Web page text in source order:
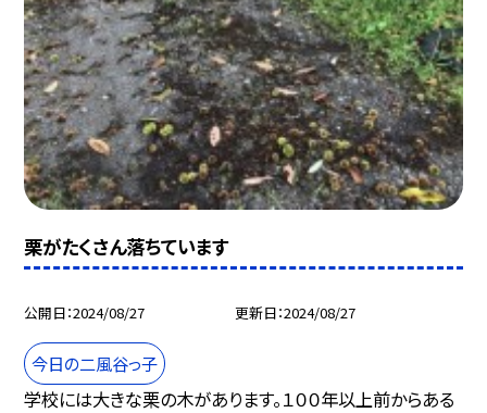
栗がたくさん落ちています
公開日 2024/08/27 更新日 2024/08/27
今日の二風谷っ子
学校には大きな栗の木があります。１００年以上前からある